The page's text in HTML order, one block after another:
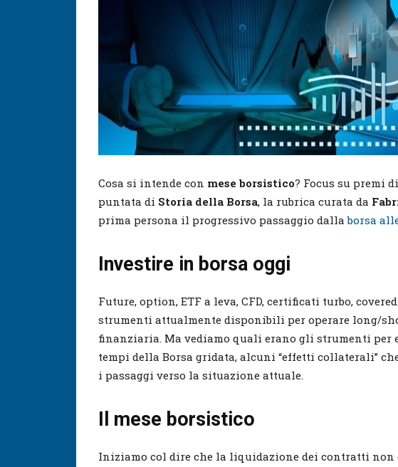
Cosa si intende con mese borsistico? Focus su premi
puntata di Storia della Borsa, la rubrica curata da
prima persona il progressivo passaggio dallaborsa
Investire in borsa oggi
Future, option, ETF a leva, CFD, certificati turbo,
strumenti attualmente disponibili per operare long/
finanziaria. Ma vediamo quali erano gli strumenti
tempi della Borsa gridata, alcuni “effetti collaterali”
i passaggi verso la situazione attuale.
Il mese borsistico
Iniziamo col dire che la liquidazione dei contratti non